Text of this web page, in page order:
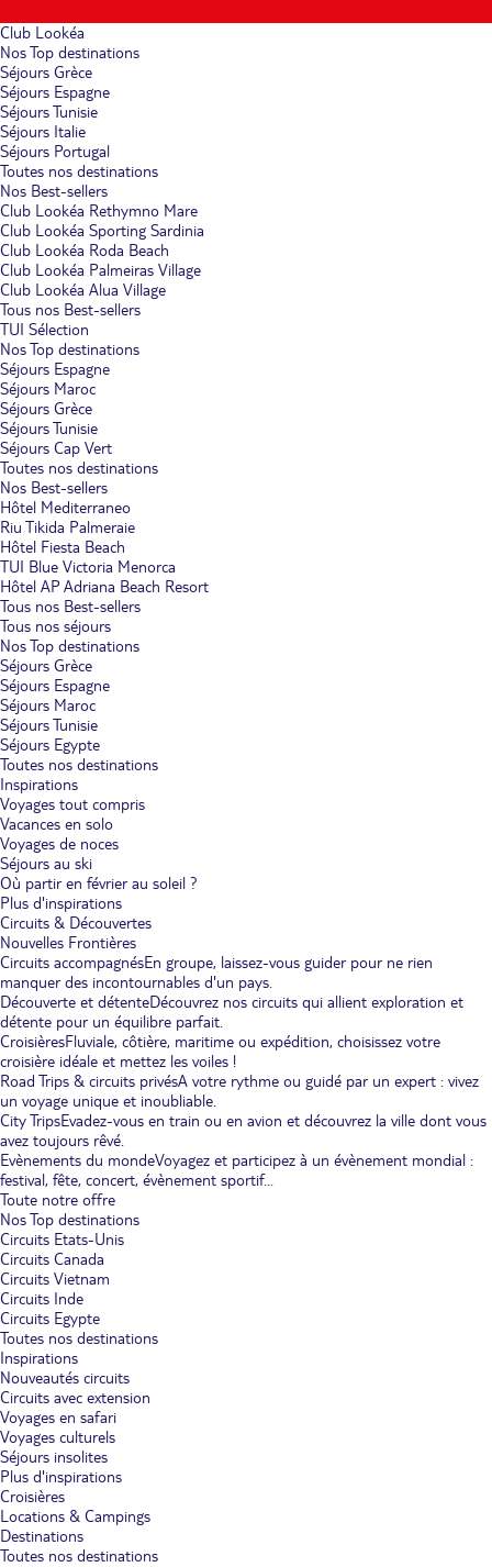
Club Lookéa
Nos Top destinations
Séjours Grèce
Séjours Espagne
Séjours Tunisie
Séjours Italie
Séjours Portugal
Toutes nos destinations
Nos Best-sellers
Club Lookéa Rethymno Mare
Club Lookéa Sporting Sardinia
Club Lookéa Roda Beach
Club Lookéa Palmeiras Village
Club Lookéa Alua Village
Tous nos Best-sellers
TUI Sélection
Nos Top destinations
Séjours Espagne
Séjours Maroc
Séjours Grèce
Séjours Tunisie
Séjours Cap Vert
Toutes nos destinations
Nos Best-sellers
Hôtel Mediterraneo
Riu Tikida Palmeraie
Hôtel Fiesta Beach
TUI Blue Victoria Menorca
Hôtel AP Adriana Beach Resort
Tous nos Best-sellers
Tous nos séjours
Nos Top destinations
Séjours Grèce
Séjours Espagne
Séjours Maroc
Séjours Tunisie
Séjours Egypte
Toutes nos destinations
Inspirations
Voyages tout compris
Vacances en solo
Voyages de noces
Séjours au ski
Où partir en février au soleil ?
Plus d'inspirations
Circuits & Découvertes
Nouvelles Frontières
Circuits accompagnésEn groupe, laissez-vous guider pour ne rien
manquer des incontournables d'un pays.
Découverte et détenteDécouvrez nos circuits qui allient exploration et
détente pour un équilibre parfait.
CroisièresFluviale, côtière, maritime ou expédition, choisissez votre
croisière idéale et mettez les voiles !
Road Trips & circuits privésA votre rythme ou guidé par un expert : vivez
un voyage unique et inoubliable.
City TripsEvadez-vous en train ou en avion et découvrez la ville dont vous
avez toujours rêvé.
Evènements du mondeVoyagez et participez à un évènement mondial :
festival, fête, concert, évènement sportif...
Toute notre offre
Nos Top destinations
Circuits Etats-Unis
Circuits Canada
Circuits Vietnam
Circuits Inde
Circuits Egypte
Toutes nos destinations
Inspirations
Nouveautés circuits
Circuits avec extension
Voyages en safari
Voyages culturels
Séjours insolites
Plus d'inspirations
Croisières
Locations & Campings
Destinations
Toutes nos destinations